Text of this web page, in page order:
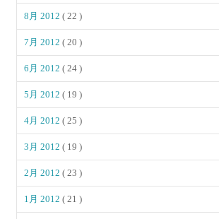
8月 2012( 22 )
7月 2012( 20 )
6月 2012( 24 )
5月 2012( 19 )
4月 2012( 25 )
3月 2012( 19 )
2月 2012( 23 )
1月 2012( 21 )